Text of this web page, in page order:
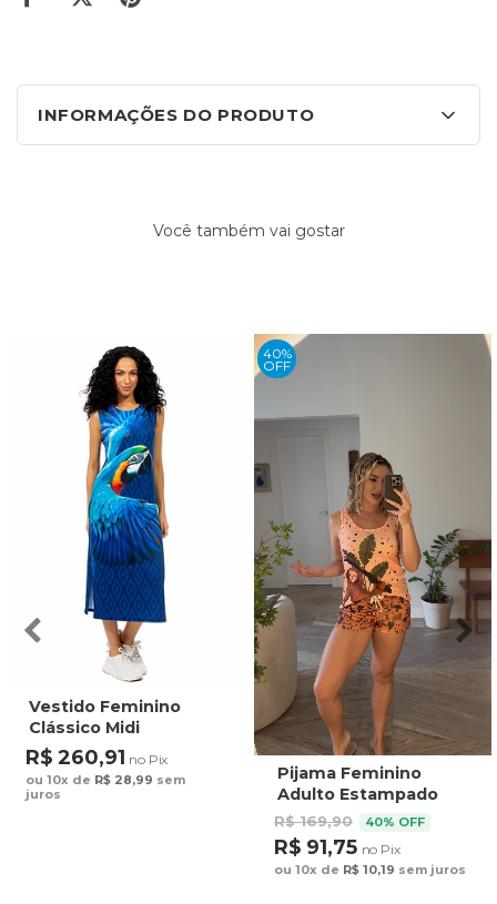
INFORMAÇÕES DO PRODUTO
Você também vai gostar
Vestido Feminino
Clássico Midi
Estampado Maxi
Arara Fundo Azul
R$ 260,91 no Pix
ou 10x de R$ 28,99 sem
juros
40%
OFF
Pijama Feminino
Adulto Estampado
Preguiça Tucano
Fundo Marrom
R$ 169,90 40% OFF
R$ 91,75 no Pix
ou 10x de R$ 10,19 sem juros